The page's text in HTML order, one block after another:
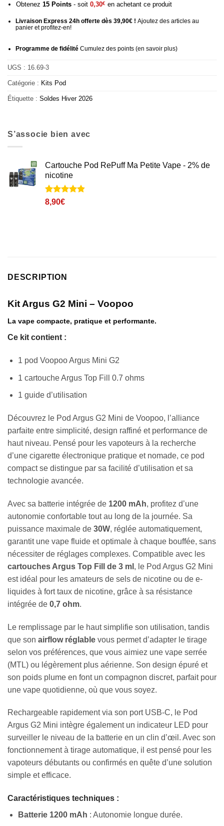
Obtenez 15Points- soit 0,30€ en achetant ce produit
Livraison Express 24h offerte dès 39,90€ ! Ajoutez des articles au
panier et profitez-en!
Programme de fidélitéCumulez des points (en savoir plus)
UGS : 16.69-3
Catégorie : Kits Pod
Étiquette : Soldes Hiver 2026
S’associe bien avec
Cartouche Pod RePuff Ma Petite Vape - 2% de
nicotine
Noté4.8
sur 5 basé
4
8,90€
DESCRIPTION
Kit Argus G2 Mini – Voopoo
La vape compacte, pratique et performante.
Ce kit contient :
1 pod Voopoo Argus Mini G2
1 cartouche Argus Top Fill 0.7 ohms
1 guide d’utilisation
Découvrez le Pod Argus G2 Mini de Voopoo, l’alliance
parfaite entre simplicité, design raffiné et performance de
haut niveau. Pensé pour les vapoteurs à la recherche
d’une cigarette électronique pratique et nomade, ce pod
compact se distingue par sa facilité d’utilisation et sa
technologie avancée.
Avec sa batterie intégrée de 1200 mAh, profitez d’une
autonomie confortable tout au long de la journée. Sa
puissance maximale de 30W, réglée automatiquement,
garantit une vape fluide et optimale à chaque bouffée, sans
nécessiter de réglages complexes. Compatible avec les
cartouches Argus Top Fill de 3 ml , le Pod Argus G2 Mini
est idéal pour les amateurs de sels de nicotine ou de e-
liquides à fort taux de nicotine, grâce à sa résistance
intégrée de 0,7 ohm.
Le remplissage par le haut simplifie son utilisation, tandis
que son airflow réglable vous permet d’adapter le tirage
selon vos préférences, que vous aimiez une vape serrée
(MTL) ou légèrement plus aérienne. Son design épuré et
son poids plume en font un compagnon discret, parfait pour
une vape quotidienne, où que vous soyez.
Rechargeable rapidement via son port USB-C, le Pod
Argus G2 Mini intègre également un indicateur LED pour
surveiller le niveau de la batterie en un clin d’œil. Avec son
fonctionnement à tirage automatique, il est pensé pour les
vapoteurs débutants ou confirmés en quête d’une solution
simple et efficace.
Caractéristiques techniques :
Batterie 1200 mAh : Autonomie longue durée.